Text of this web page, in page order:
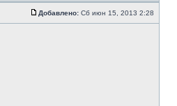
Добавлено: Сб июн 15, 2013 2:28